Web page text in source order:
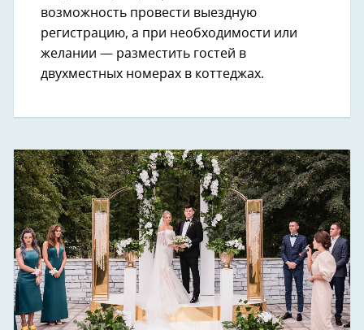
возможность провести выездную
регистрацию, а при необходимости или
желании — разместить гостей в
двухместных номерах в коттеджах.